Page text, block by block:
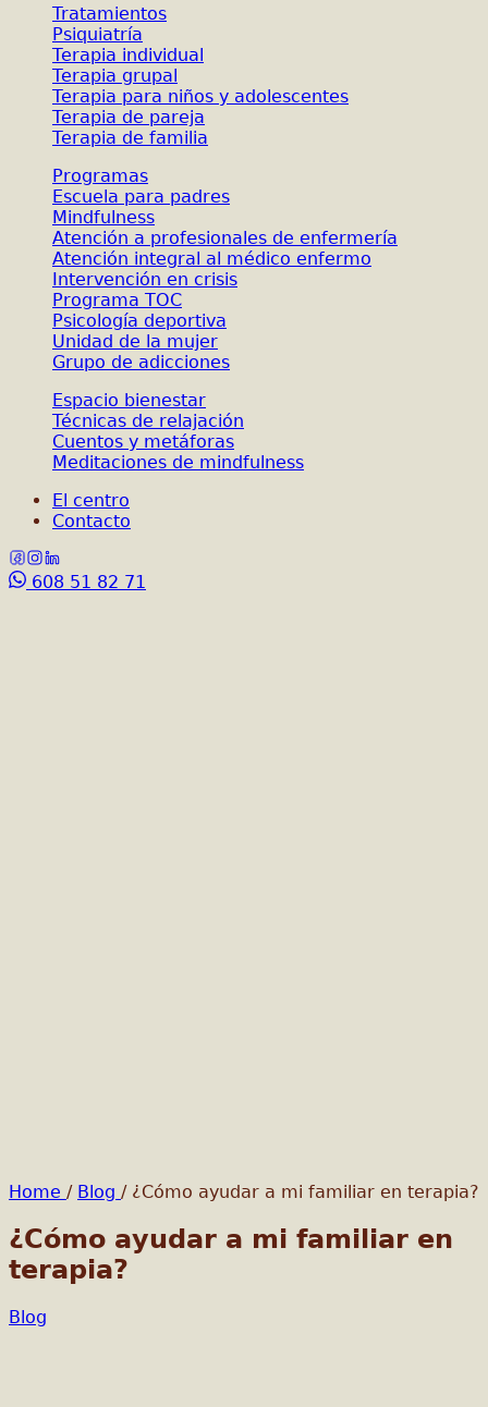
Tratamientos
Psiquiatría
Terapia individual
Terapia grupal
Terapia para niños y adolescentes
Terapia de pareja
Terapia de familia
Programas
Escuela para padres
Mindfulness
Atención a profesionales de enfermería
Atención integral al médico enfermo
Intervención en crisis
Programa TOC
Psicología deportiva
Unidad de la mujer
Grupo de adicciones
Espacio bienestar
Técnicas de relajación
Cuentos y metáforas
Meditaciones de mindfulness
El centro
Contacto
608 51 82 71
Home / Blog / ¿Cómo ayudar a mi familiar en terapia?
¿Cómo ayudar a mi familiar en
terapia?
Blog